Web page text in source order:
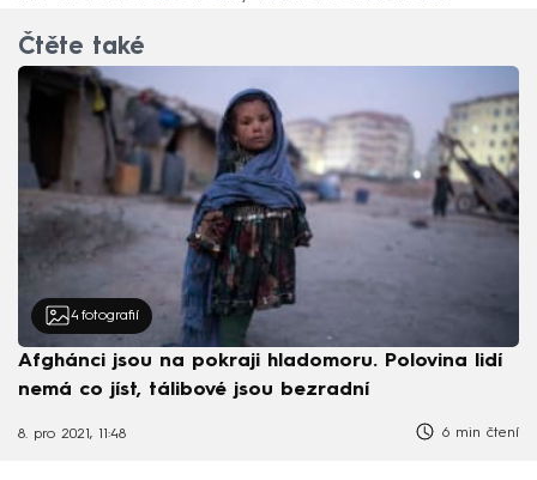
Čtěte také
4 fotografií
Afghánci jsou na pokraji hladomoru. Polovina lidí
nemá co jíst, tálibové jsou bezradní
8. pro 2021, 11:48 6 min čtení